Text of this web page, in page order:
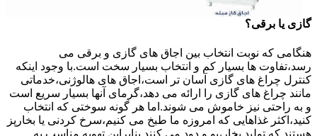
گازی یا برقی؟
هنگامی که نوبت انتخاب بین اجاق های گازی و برقی می
رسد،تفاوت ها بسیار کم و انتخاب بسیار سخت است.با وجود اینکه
کنترل چراغ های گازی آسان تر است،اجاق های هالوژنی،خدماتی
مانند چراغ های گازی را ارائه می دهد،گرمای آنها بسیار سریع است
و به راحتی نیز خاموش می شوند.اما هر گونه سوختی که انتخاب
کنید،اکثر غذاهایی که امروزه ما طبخ می کنیم،سرخ کردنی یا بخارپز
هستند که تولید بخار،بو و دود می کنند بنابراین تهویه مناسب به